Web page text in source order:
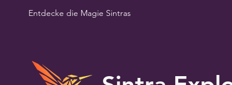
Entdecke die Magie Sintras